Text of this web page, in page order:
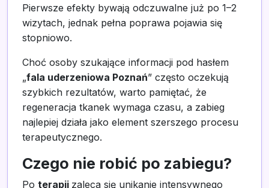
Pierwsze efekty bywają odczuwalne już po 1–2
wizytach, jednak pełna poprawa pojawia się
stopniowo.
Choć osoby szukające informacji pod hasłem
„fala uderzeniowa Poznań” często oczekują
szybkich rezultatów, warto pamiętać, że
regeneracja tkanek wymaga czasu, a zabieg
najlepiej działa jako element szerszego procesu
terapeutycznego.
Czego nie robić po zabiegu?
Po terapii zaleca się unikanie intensywnego